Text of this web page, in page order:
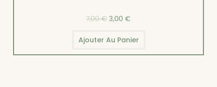
7,00€ 3,00 €
Ajouter Au Panier